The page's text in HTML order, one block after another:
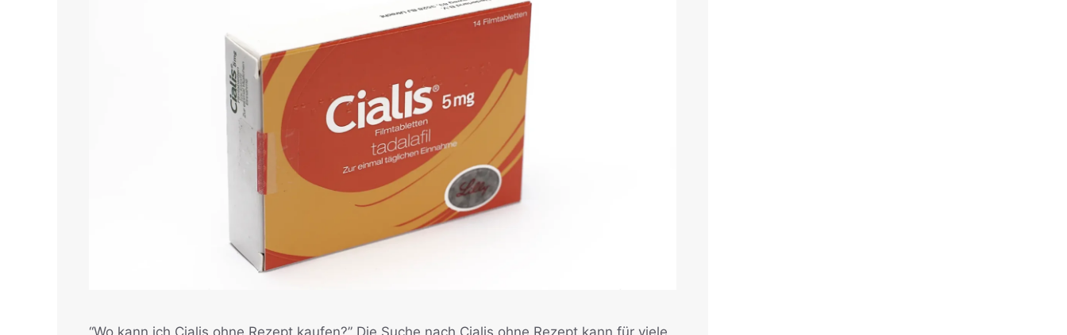
“Wo kann ich Cialis ohne Rezept kaufen?” Die Suche nach Cialis ohne Rezept kann für viele